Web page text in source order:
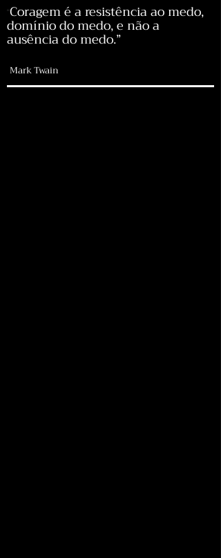
“Coragem é a resistência ao medo,
domínio do medo, e não a
ausência do medo.”
Mark Twain